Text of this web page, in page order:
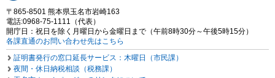
〒865-8501 熊本県玉名市岩崎163
電話:0968-75-1111（代表）
開庁日：祝日を除く月曜日から金曜日まで（午前8時30分～午後5時15分）
各課直通のお問い合わせ先はこちら
証明書発行の窓口延長サービス：木曜日（市民課）
夜間・休日納税相談（税務課）